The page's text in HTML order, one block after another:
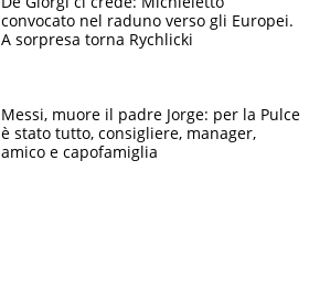
convocato nel raduno verso gli Europei.
A sorpresa torna Rychlicki
Messi, muore il padre Jorge: per la Pulce
è stato tutto, consigliere, manager,
amico e capofamiglia